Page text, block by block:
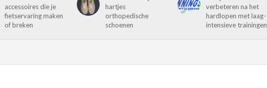
accessoires die je
fietservaring maken
of breken
hartjes
orthopedische
schoenen
verbeteren na het
hardlopen met laag-
intensieve trainingen